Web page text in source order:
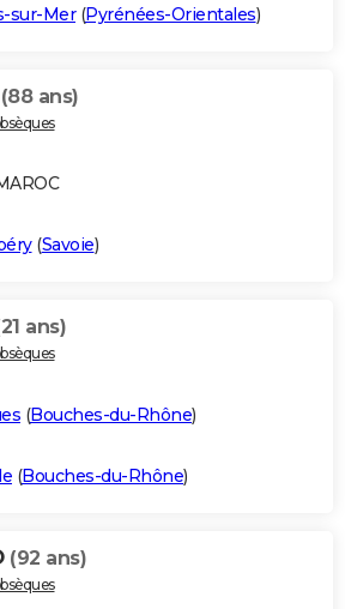
sur-Mer(Pyrénées-Orientales)
(88 ans)
(Savoie)
ans)
(Bouches-du-Rhône)
(Bouches-du-Rhône)
(92 ans)